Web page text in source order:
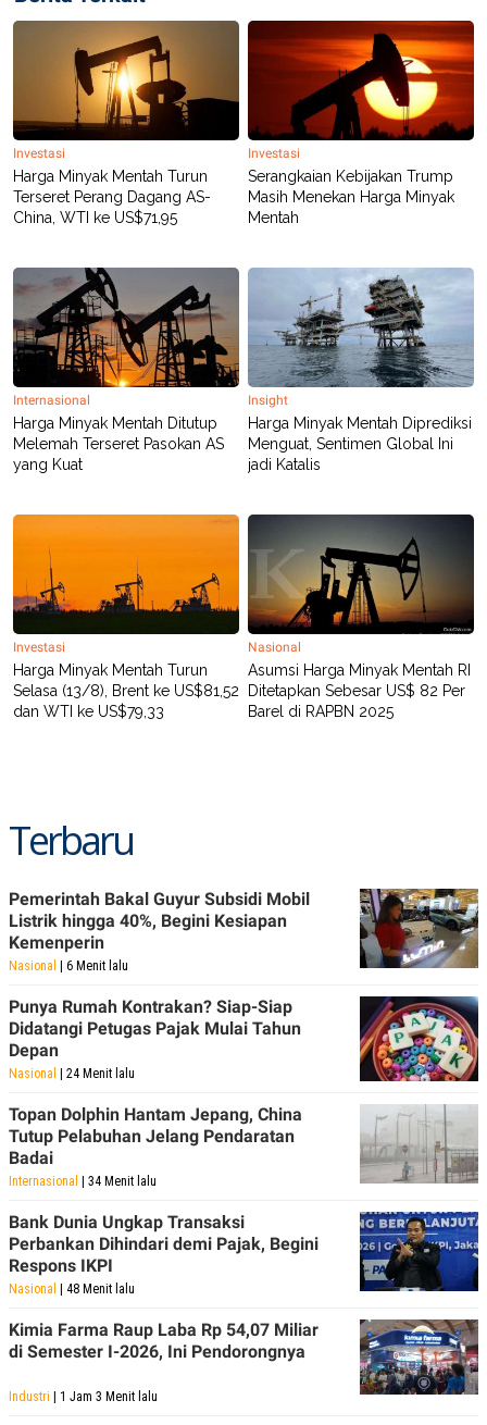
Investasi
Harga Minyak Mentah Turun
Terseret Perang Dagang AS-
China, WTI ke US$71,95
Investasi
Serangkaian Kebijakan Trump
Masih Menekan Harga Minyak
Mentah
Internasional
Harga Minyak Mentah Ditutup
Melemah Terseret Pasokan AS
yang Kuat
Insight
Harga Minyak Mentah Diprediksi
Menguat, Sentimen Global Ini
jadi Katalis
Investasi
Harga Minyak Mentah Turun
Selasa (13/8), Brent ke US$81,52
dan WTI ke US$79,33
Nasional
Asumsi Harga Minyak Mentah RI
Ditetapkan Sebesar US$ 82 Per
Barel di RAPBN 2025
Terbaru
Pemerintah Bakal Guyur Subsidi Mobil
Listrik hingga 40%, Begini Kesiapan
Kemenperin
Nasional | 6 Menit lalu
Punya Rumah Kontrakan? Siap-Siap
Didatangi Petugas Pajak Mulai Tahun
Depan
Nasional | 24 Menit lalu
Topan Dolphin Hantam Jepang, China
Tutup Pelabuhan Jelang Pendaratan
Badai
Internasional | 34 Menit lalu
Bank Dunia Ungkap Transaksi
Perbankan Dihindari demi Pajak, Begini
Respons IKPI
Nasional | 48 Menit lalu
Kimia Farma Raup Laba Rp 54,07 Miliar
di Semester I-2026, Ini Pendorongnya
Industri | 1 Jam 3 Menit lalu